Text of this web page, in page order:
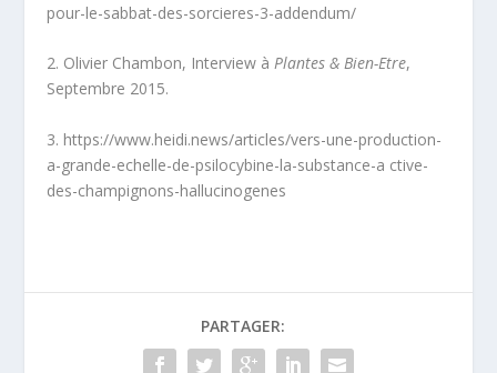
pour-le-sabbat-des-sorcieres-3-addendum/
2. Olivier Chambon, Interview àPlantes & Bien-Etre,
Septembre 2015.
3. https://www.heidi.news/articles/vers-une-production-
a-grande-echelle-de-psilocybine-la-substance-a ctive-
des-champignons-hallucinogenes
PARTAGER: